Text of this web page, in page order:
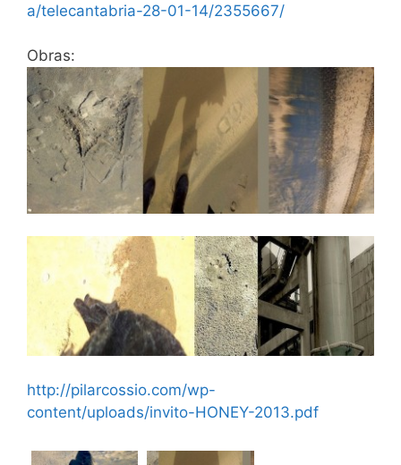
a/telecantabria-28-01-14/2355667/
Obras:
http://pilarcossio.com/wp-
content/uploads/invito-HONEY-2013.pdf